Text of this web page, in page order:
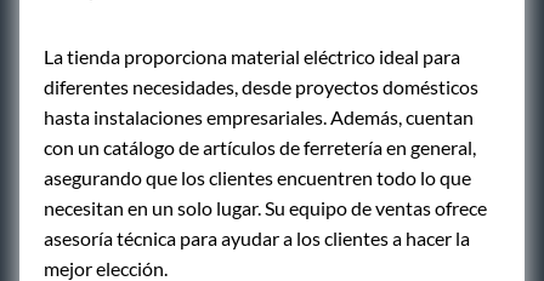
La tienda proporciona material eléctrico ideal para
diferentes necesidades, desde proyectos domésticos
hasta instalaciones empresariales. Además, cuentan
con un catálogo de artículos de ferretería en general,
asegurando que los clientes encuentren todo lo que
necesitan en un solo lugar. Su equipo de ventas ofrece
asesoría técnica para ayudar a los clientes a hacer la
mejor elección.